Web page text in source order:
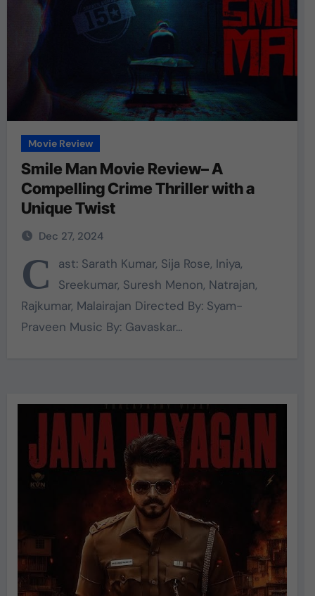
Movie Review
Smile Man Movie Review– A
Compelling Crime Thriller with a
Unique Twist
Dec 27, 2024
C
ast: Sarath Kumar, Sija Rose, Iniya,
Sreekumar, Suresh Menon, Natrajan,
Rajkumar, Malairajan Directed By: Syam-
Praveen Music By: Gavaskar…